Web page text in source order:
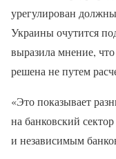
урегулирован
Украины очутится
выразила мнение,
решена не путем
«Это показывает
на банковский
и независимым